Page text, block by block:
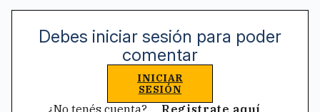
Debes iniciar sesión para poder
comentar
INICIAR
SESIÓN